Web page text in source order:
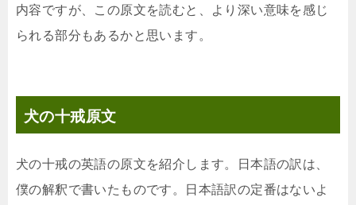
内容ですが、この原文を読むと、より深い意味を感じ
られる部分もあるかと思います。
犬の十戒原文
犬の十戒の英語の原文を紹介します。日本語の訳は、
僕の解釈で書いたものです。日本語訳の定番はないよ